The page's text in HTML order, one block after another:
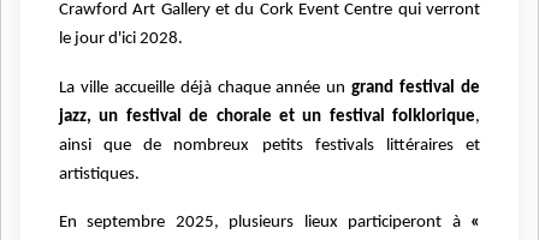
Crawford Art Gallery et du Cork Event Centre qui verront
le jour d'ici 2028.
La ville accueille déjà chaque année ungrand festival de
jazz, un festival de chorale et un festival folklorique,
ainsi que de nombreux petits festivals littéraires et
artistiques.
En septembre 2025, plusieurs lieux participeront à «